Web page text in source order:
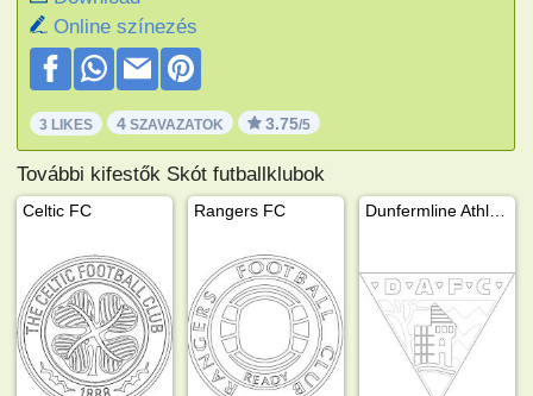
Online színezés
3 LIKES 4 SZAVAZATOK 3.75/5
További kifestők Skót futballklubok
Celtic FC Rangers FC